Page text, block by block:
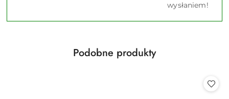
wysłaniem!
Pomiń karuzelę produktów
Produkty
Podobne produkty